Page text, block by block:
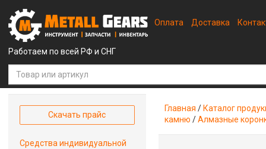
Работаем по всей РФ и СНГ
Оплата Доставка
Главная / Каталог
камню /Алмазные
Скачать прайс
Средства индивидуальной